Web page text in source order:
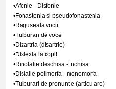
•Afonie - Disfonie
•Fonastenia si pseudofonastenia
•Raguseala vocii
•Tulburari de voce
•Dizartria (disartrie)
•Dislexia la copii
•Rinolalie deschisa - inchisa
•Dislalie polimorfa - monomorfa
•Tulburari de pronuntie (articulare)